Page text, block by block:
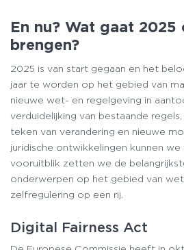
En nu? Wat gaat 2025
brengen?
2025 is van start gegaan en het
jaar te worden op het gebied van
nieuwe wet- en regelgeving in
verduidelijking van bestaande
teken van verandering en nieuwe
juridische ontwikkelingen kunnen
vooruitblik zetten we de
onderwerpen op het gebied van
zelfregulering op een rij.
Digital Fairness Act